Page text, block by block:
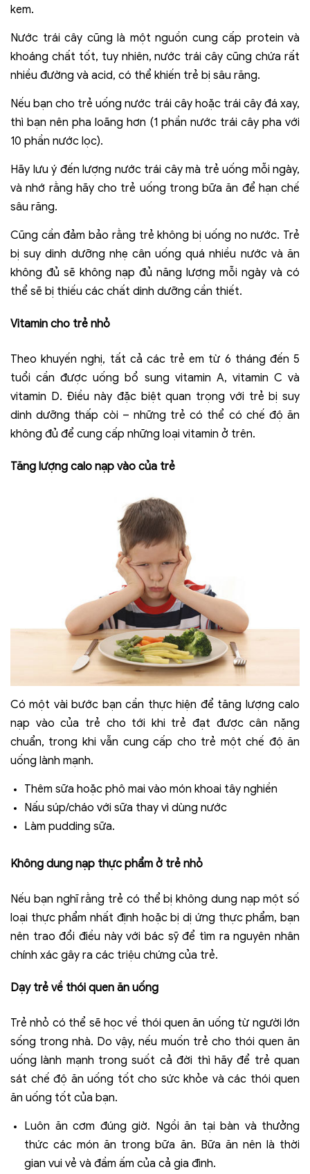
kem.
Nước trái cây cũng là một nguồn cung cấp protein và
khoáng chất tốt, tuy nhiên, nước trái cây cũng chứa rất
nhiều đường và acid, có thể khiến trẻ bị sâu răng.
Nếu bạn cho trẻ uống nước trái cây hoặc trái cây đá xay,
thì bạn nên pha loãng hơn (1 phần nước trái cây pha với
10 phần nước lọc).
Hãy lưu ý đến lượng nước trái cây mà trẻ uống mỗi ngày,
và nhớ rằng hãy cho trẻ uống trong bữa ăn để hạn chế
sâu răng.
Cũng cần đảm bảo rằng trẻ không bị uống no nước. Trẻ
bị suy dinh dưỡng nhẹ cân uống quá nhiều nước và ăn
không đủ sẽ không nạp đủ năng lượng mỗi ngày và có
thể sẽ bị thiếu các chất dinh dưỡng cần thiết.
Vitamin cho trẻ nhỏ
Theo khuyến nghị, tất cả các trẻ em từ 6 tháng đến 5
tuổi cần được uống bổ sung vitamin A, vitamin C và
vitamin D. Điều này đặc biệt quan trọng với trẻ bị suy
dinh dưỡng thấp còi – những trẻ có thể có chế độ ăn
không đủ để cung cấp những loại vitamin ở trên.
Tăng lượng calo nạp vào của trẻ
Có một vài bước bạn cần thực hiện để tăng lượng calo
nạp vào của trẻ cho tới khi trẻ đạt được cân nặng
chuẩn, trong khi vẫn cung cấp cho trẻ một chế độ ăn
uống lành mạnh.
Thêm sữa hoặc phô mai vào món khoai tây nghiền
Nấu súp/cháo với sữa thay vì dùng nước
Làm pudding sữa.
Không dung nạp thực phẩm ở trẻ nhỏ
Nếu bạn nghĩ rằng trẻ có thể bị không dung nạp một số
loại thực phẩm nhất định hoặc bị dị ứng thực phẩm, bạn
nên trao đổi điều này với bác sỹ để tìm ra nguyên nhân
chính xác gây ra các triệu chứng của trẻ.
Dạy trẻ về thói quen ăn uống
Trẻ nhỏ có thể sẽ học về thói quen ăn uống từ người lớn
sống trong nhà. Do vậy, nếu muốn trẻ cho thói quen ăn
uống lành mạnh trong suốt cả đời thì hãy để trẻ quan
sát chế độ ăn uống tốt cho sức khỏe và các thói quen
ăn uống tốt của bạn.
Luôn ăn cơm đúng giờ. Ngồi ăn tại bàn và thưởng
thức các món ăn trong bữa ăn. Bữa ăn nên là thời
gian vui vẻ và đầm ấm của cả gia đình.